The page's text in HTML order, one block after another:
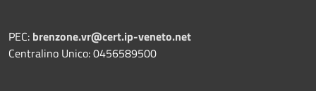
PEC: brenzone.vr@cert.ip-veneto.net
Centralino Unico: 0456589500